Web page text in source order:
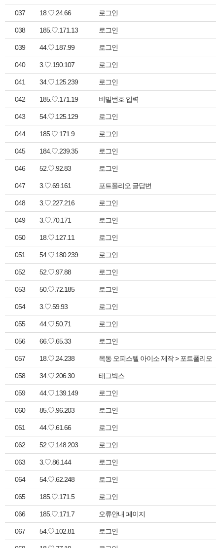
037 18.♡.24.66 로그인
038 185.♡.171.13 로그인
039 44.♡.187.99 로그인
040 3.♡.190.107 로그인
041 34.♡.125.239 로그인
042 185.♡.171.19 비밀번호 입력
043 54.♡.125.129 로그인
044 185.♡.171.9 로그인
045 184.♡.239.35 로그인
046 52.♡.92.83 로그인
047 3.♡.69.161 포트폴리오 글답변
048 3.♡.227.216 로그인
049 3.♡.70.171 로그인
050 18.♡.127.11 로그인
051 54.♡.180.239 로그인
052 52.♡.97.88 로그인
053 50.♡.72.185 로그인
054 3.♡.59.93 로그인
055 44.♡.50.71 로그인
056 66.♡.65.33 로그인
057 18.♡.24.238 목동 오피스텔 아이소 제작 > 포트폴리오
058 34.♡.206.30 태그박스
059 44.♡.139.149 로그인
060 85.♡.96.203 로그인
061 44.♡.61.66 로그인
062 52.♡.148.203 로그인
063 3.♡.86.144 로그인
064 54.♡.62.248 로그인
065 185.♡.171.5 로그인
066 185.♡.171.7 오류안내 페이지
067 54.♡.102.81 로그인